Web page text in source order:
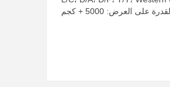
على العرض: 5000 + كجم